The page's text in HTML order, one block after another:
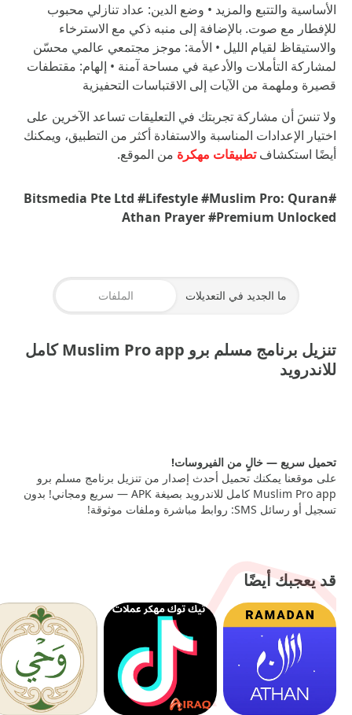
الأساسية والتتبع والمزيد • وضع الدين: عداد تنازلي محبوب
للإفطار مع صوت. بالإضافة إلى منبه ذكي مع الاسترخاء
والاستيقاظ لقيام الليل • الأمة: موجز مجتمعي عالمي محسّن
لمشاركة التأملات والأدعية في مساحة آمنة • إلهام: مقتطفات
قصيرة وملهمة من الآيات إلى الاقتباسات التحفيزية
ولا تنسَ أن مشاركة تجربتك في التعليقات تساعد الآخرين على
اختيار الإعدادات المناسبة والاستفادة أكثر من التطبيق، ويمكنك
أيضًا استكشافتطبيقات مهكرة من الموقع.
#Bitsmedia Pte Ltd
#Lifestyle#Muslim Pro: Quran
Athan Prayer#Premium Unlocked
ما الجديد في التعديلات الملفات
تنزيل برنامج مسلم برو Muslim Pro app كامل
للاندرويد
تحميل سريع — خالٍ من الفيروسات!
على موقعنا يمكنك تحميل أحدث إصدار من تنزيل برنامج مسلم برو
Muslim Pro app كامل للاندرويد بصيغة APK — سريع ومجاني! بدون
تسجيل أو رسائل SMS: روابط مباشرة وملفات موثوقة!
قد يعجبك أيضًا